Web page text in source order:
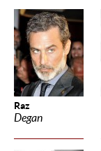
Raz
Degan